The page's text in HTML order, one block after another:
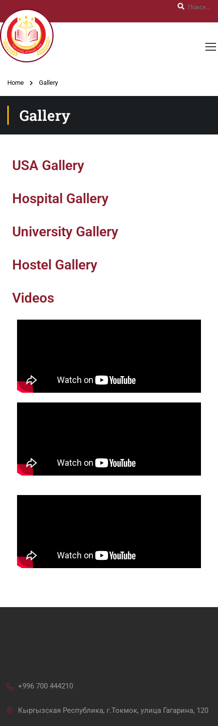
Home Gallery
Gallery
USA Gallery
Hospital Gallery
University Gallery
Hostel Gallery
Videos
+996 700 444210
Кыргызская Республика, г.Токмок, улица Гагарина, 120